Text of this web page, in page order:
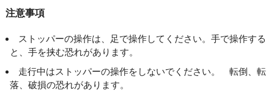
注意事項
ストッパーの操作は、足で操作してください。手で操作する
と、手を挟む恐れがあります。
走行中はストッパーの操作をしないでください。 転倒、転
落、破損の恐れがあります。